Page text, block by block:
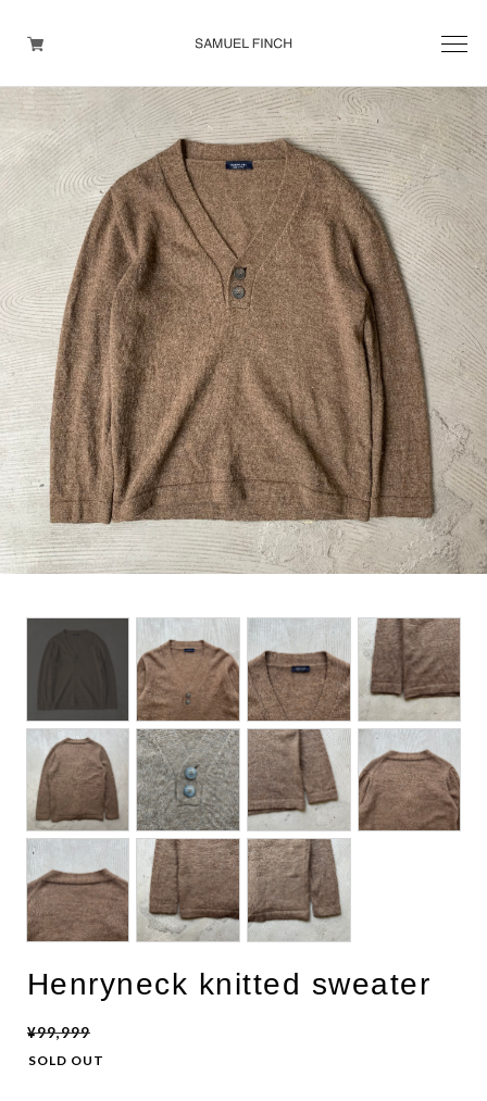
Men's
Maison Martin Margiela
Helmut Lang
Yohji Yamamoto
Other brands
TOPS
OUTER WEAR
BOTTOMS
DESIGNERS ARCHIVES
Henryneck knitted sweater
¥99,999
SOLD OUT